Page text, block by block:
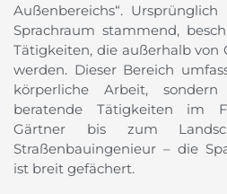
Außenbereichs“.
Sprachraum stammend,
Tätigkeiten, die außerhalb von
werden. Dieser Bereich
körperliche Arbeit,
beratende Tätigkeiten im
Gärtner bis zum
Straßenbauingenieur – die
ist breit gefächert.